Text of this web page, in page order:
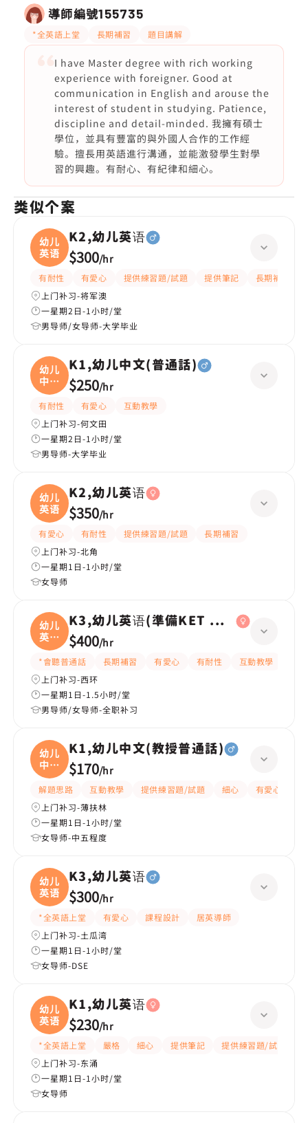
導師編號155735
*全英語上堂 長期補習 題目講解
I have Master degree with rich working
experience with foreigner. Good at
communication in English and arouse the
interest of student in studying. Patience,
discipline and detail-minded. 我擁有碩士
學位，並具有豐富的與外國人合作的工作經
驗。擅長用英語進行溝通，並能激發學生對學
習的興趣。有耐心、有紀律和細心。
类似个案
幼儿
英语
K2,幼儿英语
$300/hr
有耐性 有愛心 提供練習題/試題 提供筆記
長期補習
上门补习-将军澳
一星期2日-1小时/堂
男导师/女导师-大学毕业
幼儿
中文
(
K1,幼儿中文(普通話)
$250/hr
有耐性 有愛心
互動教學
上门补习-何文田
一星期2日-1小时/堂
男导师-大学毕业
幼儿
英语
K2,幼儿英语
$350/hr
有愛心 有耐性 提供練習題/試題
長期補習
上门补习-北角
一星期1日-1小时/堂
女导师
幼儿
英语
(
K3,幼儿英语(準備KET 考試)
$400/hr
*會聽普通話 長期補習 有愛心 有耐性 互動教學
上门补习-西环
一星期1日-1.5小时/堂
男导师/女导师-全职补习
幼儿
中文
(
K1,幼儿中文(教授普通話)
$170/hr
解題思路 互動教學 提供練習題/試題 細心 有愛心
上门补习-薄扶林
一星期1日-1小时/堂
女导师-中五程度
幼儿
英语
K3,幼儿英语
$300/hr
*全英語上堂 有愛心 課程設計
居英導師
上门补习-土瓜湾
一星期1日-1小时/堂
女导师-DSE
幼儿
英语
K1,幼儿英语
$230/hr
*全英語上堂 嚴格 細心 提供筆記 提供練習題/試題
上门补习-东涌
一星期1日-1小时/堂
女导师